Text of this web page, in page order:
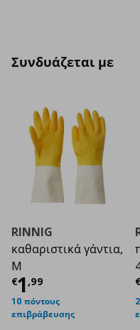
Συνδυάζεται με
RINNIG
καθαριστικά γάντια,
M
€1 ,99
Τρέχουσα
10 πόντους
επιβράβευσης